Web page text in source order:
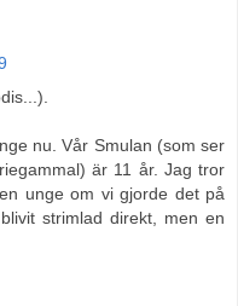
nu. Vår Smulan (som ser
är 11 år. Jag tror
unge om vi gjorde det på
strimlad direkt, men en